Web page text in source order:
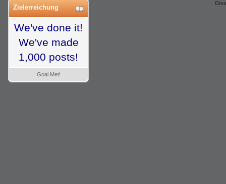
Zielerreichung
We've done it!
We've made
1,000 posts!
Goal Met!